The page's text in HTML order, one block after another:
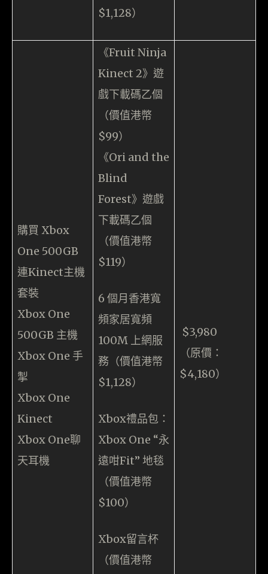
$1,128）
購買 Xbox
One 500GB
連Kinect主機
套裝
Xbox One
500GB 主機
Xbox One 手
掣
Xbox One
Kinect
Xbox One聊
天耳機
《Fruit Ninja
Kinect 2》遊
戲下載碼乙個
（價值港幣
$99）
《Ori and the
Blind
Forest》遊戲
下載碼乙個
（價值港幣
$119）
6 個月香港寬
頻家居寬頻
100M 上網服
務（價值港幣
$1,128）
Xbox禮品包：
Xbox One “永
遠咁Fit” 地毯
（價值港幣
$100）
Xbox留言杯
（價值港幣
$3,980
（原價：
$4,180）